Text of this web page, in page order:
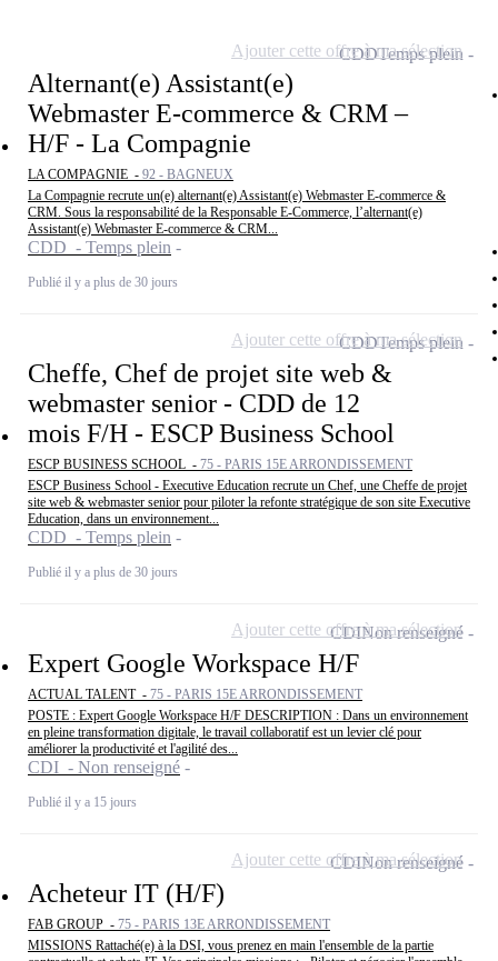
Alternant(e) Assistant(e)
Webmaster E-commerce & CRM –
H/F - La Compagnie
LA COMPAGNIE - 92 - BAGNEUX
La Compagnie recrute un(e) alternant(e) Assistant(e) Webmaster E-commerce &
CRM. Sous la responsabilité de la Responsable E-Commerce, l’alternant(e)
Assistant(e) Webmaster E-commerce & CRM...
CDD - Temps plein
Publié il y a plus de 30 jours
CDDTemps plein
Ajouter cette offre à ma sélection
Cheffe, Chef de projet site web &
webmaster senior - CDD de 12
mois F/H - ESCP Business School
ESCP BUSINESS SCHOOL - 75 - PARIS 15E ARRONDISSEMENT
ESCP Business School - Executive Education recrute un Chef, une Cheffe de projet
site web & webmaster senior pour piloter la refonte stratégique de son site Executive
Education, dans un environnement...
CDD - Temps plein
Publié il y a plus de 30 jours
CDDTemps plein
Ajouter cette offre à ma sélection
Expert Google Workspace H/F
ACTUAL TALENT - 75 - PARIS 15E ARRONDISSEMENT
POSTE : Expert Google Workspace H/F DESCRIPTION : Dans un environnement
en pleine transformation digitale, le travail collaboratif est un levier clé pour
améliorer la productivité et l'agilité des...
CDI - Non renseigné
Publié il y a 15 jours
CDINon renseigné
Ajouter cette offre à ma sélection
Acheteur IT (H/F)
FAB GROUP - 75 - PARIS 13E ARRONDISSEMENT
MISSIONS Rattaché(e) à la DSI, vous prenez en main l'ensemble de la partie
CDINon renseigné
Ajouter cette offre à ma sélection